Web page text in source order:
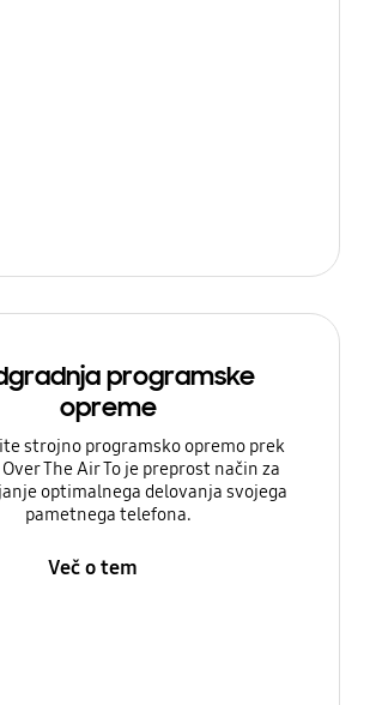
programske
opreme
strojno programsko opremo prek
The Air To je preprost način za
optimalnega delovanja svojega
pametnega telefona.
Več o tem